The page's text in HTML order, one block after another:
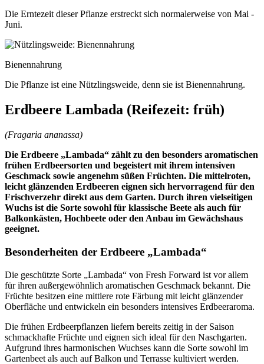
Die Erntezeit dieser Pflanze erstreckt sich normalerweise von Mai -
Juni.
Bienennahrung
Die Pflanze ist eine Nützlingsweide, denn sie ist Bienennahrung.
Erdbeere Lambada (Reifezeit: früh)
(Fragaria ananassa)
Die Erdbeere „Lambada“ zählt zu den besonders aromatischen
frühen Erdbeersorten und begeistert mit ihrem intensiven
Geschmack sowie angenehm süßen Früchten. Die mittelroten,
leicht glänzenden Erdbeeren eignen sich hervorragend für den
Frischverzehr direkt aus dem Garten. Durch ihren vielseitigen
Wuchs ist die Sorte sowohl für klassische Beete als auch für
Balkonkästen, Hochbeete oder den Anbau im Gewächshaus
geeignet.
Besonderheiten der Erdbeere „Lambada“
Die geschützte Sorte „Lambada“ von Fresh Forward ist vor allem
für ihren außergewöhnlich aromatischen Geschmack bekannt. Die
Früchte besitzen eine mittlere rote Färbung mit leicht glänzender
Oberfläche und entwickeln ein besonders intensives Erdbeeraroma.
Die frühen Erdbeerpflanzen liefern bereits zeitig in der Saison
schmackhafte Früchte und eignen sich ideal für den Naschgarten.
Aufgrund ihres harmonischen Wuchses kann die Sorte sowohl im
Gartenbeet als auch auf Balkon und Terrasse kultiviert werden.